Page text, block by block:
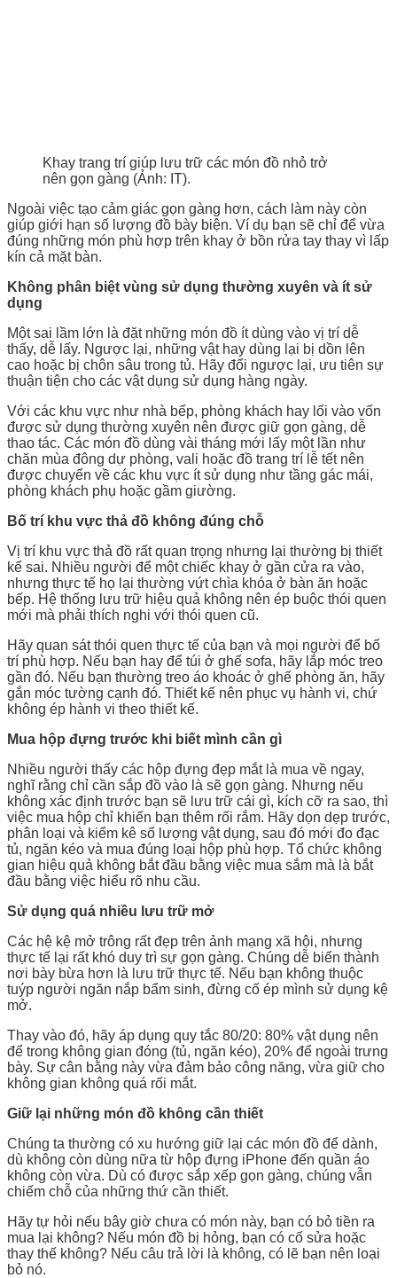
Khay trang trí giúp lưu trữ các món đồ nhỏ trở
nên gọn gàng (Ảnh: IT).
Ngoài việc tạo cảm giác gọn gàng hơn, cách làm này còn
giúp giới hạn số lượng đồ bày biện. Ví dụ bạn sẽ chỉ để vừa
đúng những món phù hợp trên khay ở bồn rửa tay thay vì lấp
kín cả mặt bàn.
Không phân biệt vùng sử dụng thường xuyên và ít sử
dụng
Một sai lầm lớn là đặt những món đồ ít dùng vào vị trí dễ
thấy, dễ lấy. Ngược lại, những vật hay dùng lại bị dồn lên
cao hoặc bị chôn sâu trong tủ. Hãy đổi ngược lại, ưu tiên sự
thuận tiện cho các vật dụng sử dụng hàng ngày.
Với các khu vực như nhà bếp, phòng khách hay lối vào vốn
được sử dụng thường xuyên nên được giữ gọn gàng, dễ
thao tác. Các món đồ dùng vài tháng mới lấy một lần như
chăn mùa đông dự phòng, vali hoặc đồ trang trí lễ tết nên
được chuyển về các khu vực ít sử dụng như tầng gác mái,
phòng khách phụ hoặc gầm giường.
Bố trí khu vực thả đồ không đúng chỗ
Vị trí khu vực thả đồ rất quan trọng nhưng lại thường bị thiết
kế sai. Nhiều người để một chiếc khay ở gần cửa ra vào,
nhưng thực tế họ lại thường vứt chìa khóa ở bàn ăn hoặc
bếp. Hệ thống lưu trữ hiệu quả không nên ép buộc thói quen
mới mà phải thích nghi với thói quen cũ.
Hãy quan sát thói quen thực tế của bạn và mọi người để bố
trí phù hợp. Nếu bạn hay để túi ở ghế sofa, hãy lắp móc treo
gần đó. Nếu bạn thường treo áo khoác ở ghế phòng ăn, hãy
gắn móc tường cạnh đó. Thiết kế nên phục vụ hành vi, chứ
không ép hành vi theo thiết kế.
Mua hộp đựng trước khi biết mình cần gì
Nhiều người thấy các hộp đựng đẹp mắt là mua về ngay,
nghĩ rằng chỉ cần sắp đồ vào là sẽ gọn gàng. Nhưng nếu
không xác định trước bạn sẽ lưu trữ cái gì, kích cỡ ra sao, thì
việc mua hộp chỉ khiến bạn thêm rối rắm. Hãy dọn dẹp trước,
phân loại và kiểm kê số lượng vật dụng, sau đó mới đo đạc
tủ, ngăn kéo và mua đúng loại hộp phù hợp. Tổ chức không
gian hiệu quả không bắt đầu bằng việc mua sắm mà là bắt
đầu bằng việc hiểu rõ nhu cầu.
Sử dụng quá nhiều lưu trữ mở
Các hệ kệ mở trông rất đẹp trên ảnh mạng xã hội, nhưng
thực tế lại rất khó duy trì sự gọn gàng. Chúng dễ biến thành
nơi bày bừa hơn là lưu trữ thực tế. Nếu bạn không thuộc
tuýp người ngăn nắp bẩm sinh, đừng cố ép mình sử dụng kệ
mở.
Thay vào đó, hãy áp dụng quy tắc 80/20: 80% vật dụng nên
để trong không gian đóng (tủ, ngăn kéo), 20% để ngoài trưng
bày. Sự cân bằng này vừa đảm bảo công năng, vừa giữ cho
không gian không quá rối mắt.
Giữ lại những món đồ không cần thiết
Chúng ta thường có xu hướng giữ lại các món đồ để dành,
dù không còn dùng nữa từ hộp đựng iPhone đến quần áo
không còn vừa. Dù có được sắp xếp gọn gàng, chúng vẫn
chiếm chỗ của những thứ cần thiết.
Hãy tự hỏi nếu bây giờ chưa có món này, bạn có bỏ tiền ra
mua lại không? Nếu món đồ bị hỏng, bạn có cố sửa hoặc
thay thế không? Nếu câu trả lời là không, có lẽ bạn nên loại
bỏ nó.